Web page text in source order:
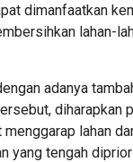
dimanfaatkan
lahan-
adanya
diharapkan
lahan
yang tengah